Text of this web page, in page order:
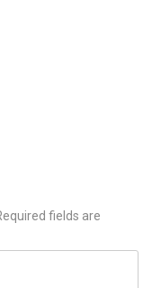
fields are